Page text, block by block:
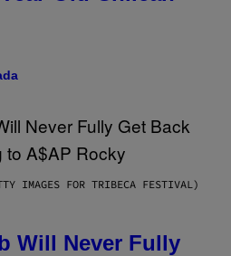
IMAGES FOR TRIBECA FESTIVAL)
Will Never Fully